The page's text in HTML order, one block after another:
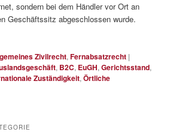
sondern bei dem Händler vor Ort an
Geschäftssitz abgeschlossen wurde.
Zivilrecht,Fernabsatzrecht |
, B2C, EuGH,Gerichtsstand,
Zuständigkeit,Örtliche